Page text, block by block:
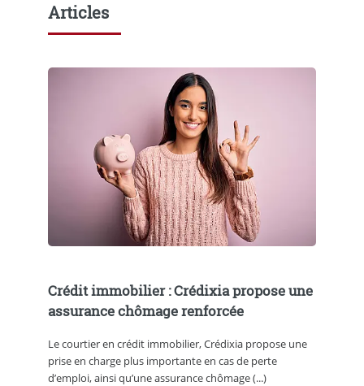
Articles
Crédit immobilier : Crédixia propose une
assurance chômage renforcée
Le courtier en crédit immobilier, Crédixia propose une
prise en charge plus importante en cas de perte
d’emploi, ainsi qu’une assurance chômage (...)